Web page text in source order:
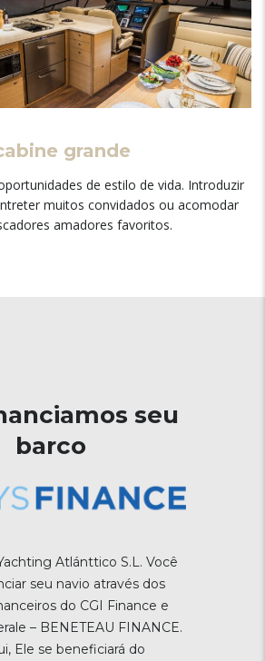
grande
de estilo de vida. Introduzir
muitos convidados ou acomodar
amadores favoritos.
seu
barco
Atlánttico S.L. Você
seu navio através dos
do CGI Finance e
– BENETEAU FINANCE.
Ele se beneficiará do